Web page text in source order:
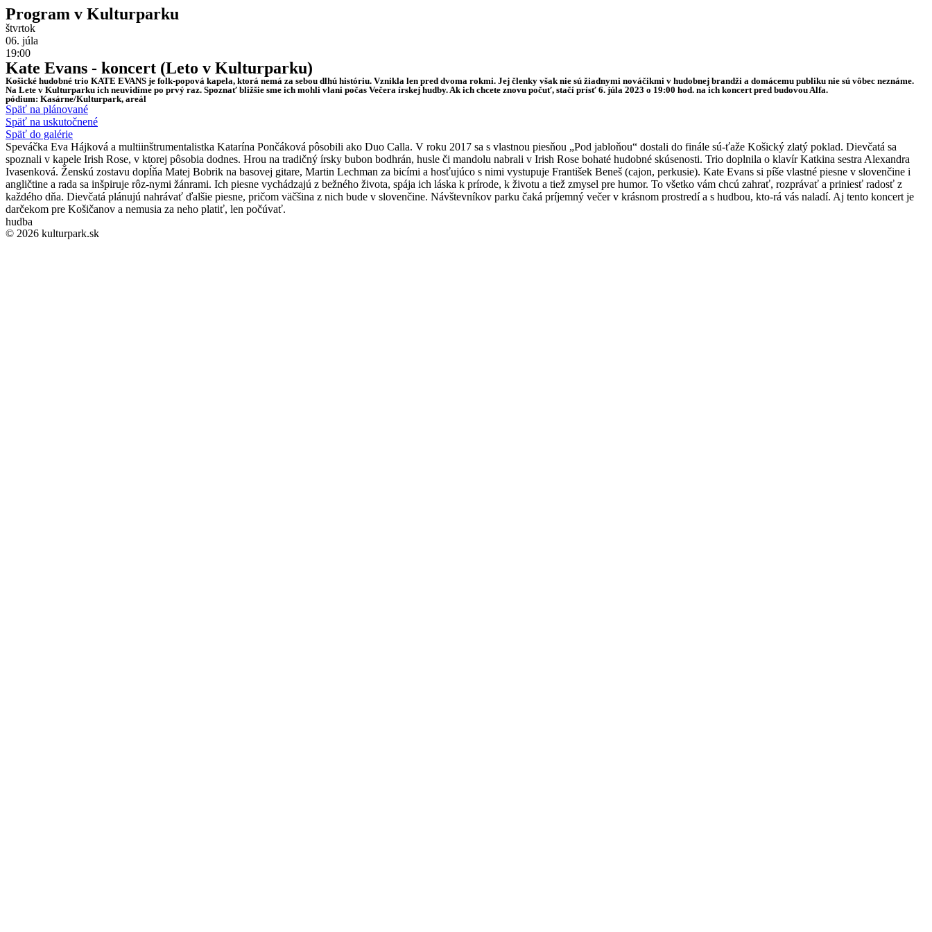
Program v Kulturparku
štvrtok
06. júla
19:00
Kate Evans - koncert (Leto v Kulturparku)
Košické hudobné trio KATE EVANS je folk-popová kapela, ktorá nemá za sebou dlhú históriu. Vznikla len pred dvoma rokmi. Jej členky však nie sú žiadnymi nováčikmi v hudobnej brandži a domácemu publiku nie sú vôbec neznáme.
Na Lete v Kulturparku ich neuvidíme po prvý raz. Spoznať bližšie sme ich mohli vlani počas Večera írskej hudby. Ak ich chcete znovu počuť, stačí prísť 6. júla 2023 o 19:00 hod. na ich koncert pred budovou Alfa.
pódium: Kasárne/Kulturpark, areál
Späť na plánované
Späť na uskutočnené
Späť do galérie
Speváčka Eva Hájková a multiinštrumentalistka Katarína Pončáková pôsobili ako Duo Calla. V roku 2017 sa s vlastnou piesňou „Pod jabloňou“ dostali do finále sú-ťaže Košický zlatý poklad. Dievčatá sa
spoznali v kapele Irish Rose, v ktorej pôsobia dodnes. Hrou na tradičný írsky bubon bodhrán, husle či mandolu nabrali v Irish Rose bohaté hudobné skúsenosti. Trio doplnila o klavír Katkina sestra Alexandra
Ivasenková. Ženskú zostavu dopĺňa Matej Bobrik na basovej gitare, Martin Lechman za bicími a hosťujúco s nimi vystupuje František Beneš (cajon, perkusie). Kate Evans si píše vlastné piesne v slovenčine i
angličtine a rada sa inšpiruje rôz-nymi žánrami. Ich piesne vychádzajú z bežného života, spája ich láska k prírode, k životu a tiež zmysel pre humor. To všetko vám chcú zahrať, rozprávať a priniesť radosť z
každého dňa. Dievčatá plánujú nahrávať ďalšie piesne, pričom väčšina z nich bude v slovenčine. Návštevníkov parku čaká príjemný večer v krásnom prostredí a s hudbou, kto-rá vás naladí. Aj tento koncert je
darčekom pre Košičanov a nemusia za neho platiť, len počúvať.
hudba
© 2026 kulturpark.sk